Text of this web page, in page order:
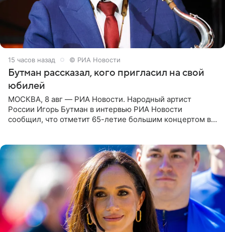
15 часов назад © РИА Новости
Бутман рассказал, кого пригласил на свой
юбилей
МОСКВА, 8 авг — РИА Новости. Народный артист
России Игорь Бутман в интервью РИА Новости
сообщил, что отметит 65-летие большим концертом в